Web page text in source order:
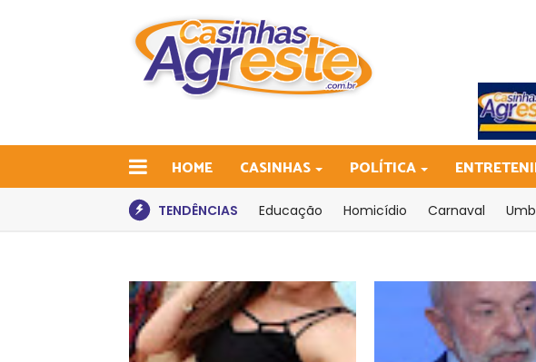
HOME CASINHAS POLÍTICA
TENDÊNCIAS Educação Homicídio Carnaval